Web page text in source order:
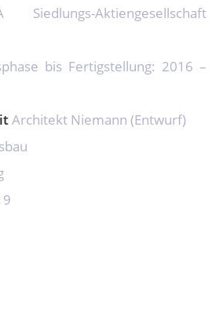
Aktiengesellschaft
bis Fertigstellung: 2016 –
Architekt Niemann (Entwurf)